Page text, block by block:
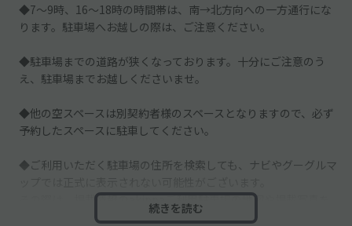
◆7～9時、16～18時の時間帯は、南→北方向への一方通行にな
ります。駐車場へお越しの際は、ご注意ください。
◆駐車場までの道路が狭くなっております。十分にご注意のう
え、駐車場までお越しくださいませ。
◆他の空スペースは別契約者様のスペースとなりますので、必ず
予約したスペースに駐車してください。
◆ご利用いただく駐車場の住所を検索しても、ナビやグーグルマ
その際は、掲載情報のakippaご利用駐車場の地図や掲載写真を
必ずご確認ください。
続きを読む